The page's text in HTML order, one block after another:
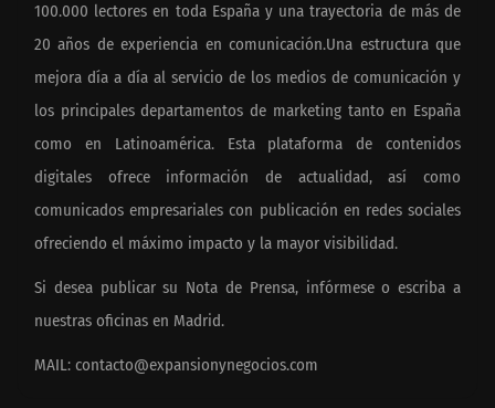
100.000 lectores en toda España y una trayectoria de más de
20 años de experiencia en comunicación.Una estructura que
mejora día a día al servicio de los medios de comunicación y
los principales departamentos de marketing tanto en España
como en Latinoamérica. Esta plataforma de contenidos
digitales ofrece información de actualidad, así como
comunicados empresariales con publicación en redes sociales
ofreciendo el máximo impacto y la mayor visibilidad.
Si desea publicar su Nota de Prensa, infórmese o escriba a
nuestras oficinas en Madrid.
MAIL: contacto@expansionynegocios.com